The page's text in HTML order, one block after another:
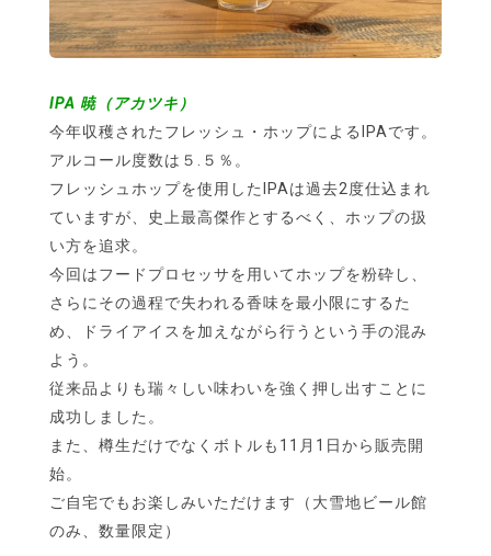
IPA 暁（アカツキ）
今年収穫されたフレッシュ・ホップによるIPAです。
アルコール度数は５.５％。
フレッシュホップを使用したIPAは過去2度仕込まれ
ていますが、史上最高傑作とするべく、ホップの扱
い方を追求。
今回はフードプロセッサを用いてホップを粉砕し、
さらにその過程で失われる香味を最小限にするた
め、ドライアイスを加えながら行うという手の混み
よう。
従来品よりも瑞々しい味わいを強く押し出すことに
成功しました。
また、樽生だけでなくボトルも11月1日から販売開
始。
ご自宅でもお楽しみいただけます（大雪地ビール館
のみ、数量限定）